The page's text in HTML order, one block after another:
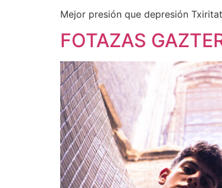
Mejor presión que depresión
FOTAZAS